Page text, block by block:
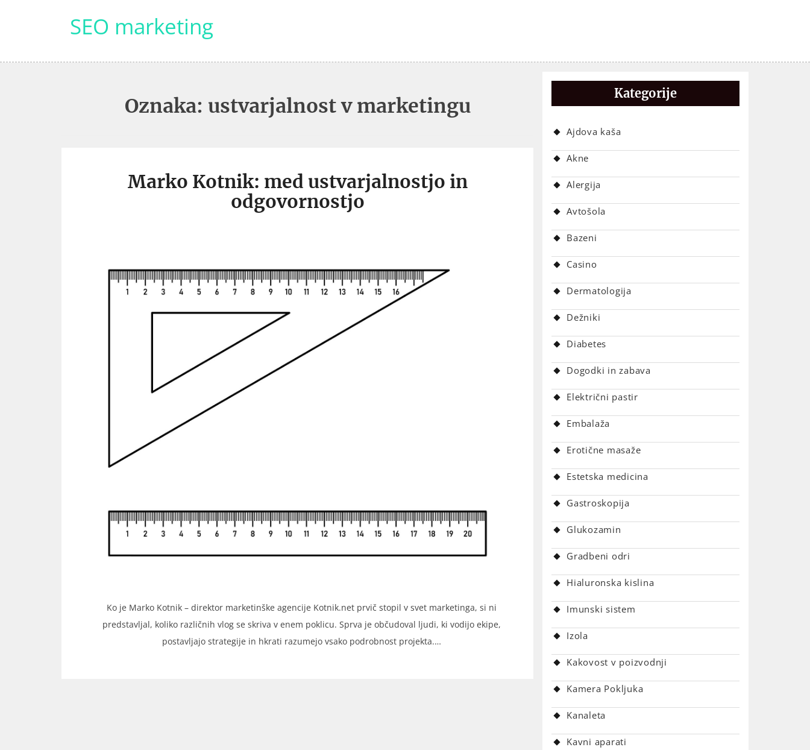
SEO marketing
Oznaka: ustvarjalnost v marketingu
Marko Kotnik: med ustvarjalnostjo in
odgovornostjo
Ko je Marko Kotnik – direktor marketinške agencije Kotnik.net prvič stopil v svet marketinga, si ni
predstavljal, koliko različnih vlog se skriva v enem poklicu. Sprva je občudoval ljudi, ki vodijo ekipe,
postavljajo strategije in hkrati razumejo vsako podrobnost projekta.…
Kategorije
Ajdova kaša
Akne
Alergija
Avtošola
Bazeni
Casino
Dermatologija
Dežniki
Diabetes
Dogodki in zabava
Električni pastir
Embalaža
Erotične masaže
Estetska medicina
Gastroskopija
Glukozamin
Gradbeni odri
Hialuronska kislina
Imunski sistem
Izola
Kakovost v poizvodnji
Kamera Pokljuka
Kanaleta
Kavni aparati